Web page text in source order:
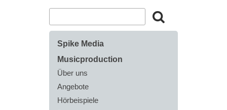
Spike Media
Musicproduction
Über uns
Angebote
Hörbeispiele